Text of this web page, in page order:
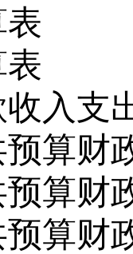
入支
预算财
算财
预算财